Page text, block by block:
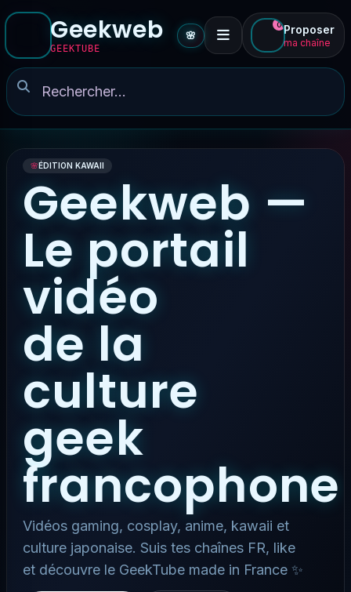
Geekweb
GEEKTUBE
🌸
0 Proposer
ma chaîne
🌸ÉDITION KAWAII
Geekweb —
Le portail
vidéo
de la
culture
geek
francophone
Vidéos gaming, cosplay, anime, kawaii et
culture japonaise. Suis tes chaînes FR, like
et découvre le GeekTube made in France ✨